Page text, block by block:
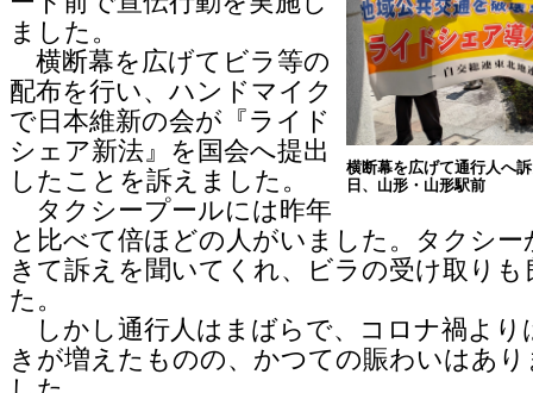
横断幕を広げて通行人へ
日、山形・山形駅前
ました。
横断幕を広げてビラ等の
配布を行い、ハンドマイク
で日本維新の会が『ライド
シェア新法』を国会へ提出
したことを訴えました。
タクシープールには昨年
と比べて倍ほどの人がいました。タクシー
きて訴えを聞いてくれ、ビラの受け取りも
た。
しかし通行人はまばらで、コロナ禍より
きが増えたものの、かつての賑わいはあ